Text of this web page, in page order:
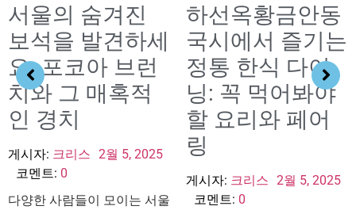
서울의 숨겨진
보석을 발견하세
요: 포코아 브런
치와 그 매혹적
인 경치
게시자: 크리스 2월 5, 2025
코멘트: 0
다양한 사람들이 모이는 서울
하선옥황금안동
국시에서 즐기는
정통 한식 다이
닝: 꼭 먹어봐야
할 요리와 페어
링
게시자: 크리스 2월 5, 2025
코멘트: 0